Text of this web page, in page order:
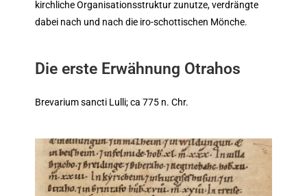
kirchliche Organisationsstrukturzunutze, verdrängte
dabei nach und nach die iro-schottischen Mönche.
Die erste Erwähnung Otrahos
Brevarium sancti Lulli; ca 775 n. Chr.